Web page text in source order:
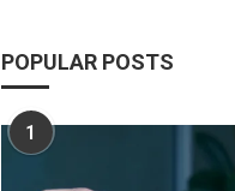
POPULAR POSTS
1